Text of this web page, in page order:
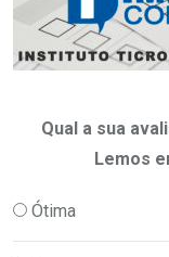
Qual a sua
Lemos
Ótima